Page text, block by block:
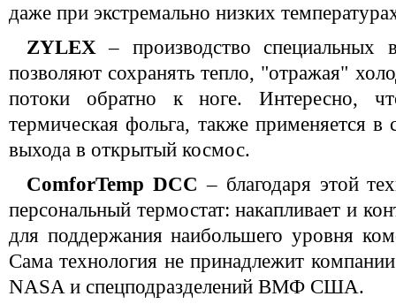
даже при экстремально низких
ZYLEX – производство
позволяют сохранять тепло, "отражая"
потоки обратно к ноге. Интересно,
термическая фольга, также применяется в
выхода в открытый космос.
ComforTemp DCC – благодаря этой
персональный термостат: накапливает и
для поддержания наибольшего уровня
Сама технология не принадлежит
NASA и спецподразделений ВМФ США.